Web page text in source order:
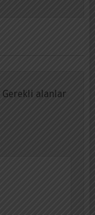
Gerekli alanlar